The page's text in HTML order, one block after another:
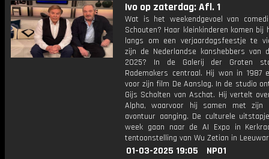
Ivo op zaterdag: Afl. 1
Wat is het weekendgevoel van
Schouten? Haar kleinkinderen komen bij
langs om een verjaardagsfeestje te
zijn de Nederlandse kanshebbers van
2025? In de Galerij der Groten
Rademakers centraal. Hij won in 1987
voor zijn film De Aanslag. In de studio
Gijs Scholten van Aschat. Hij vertelt
Alpha, waarvoor hij samen met zijn
avontuur aanging. De culturele
week gaan naar de AI Expo in
tentoonstelling van Wu Zetian in
01-03-2025 19:05
NPO1